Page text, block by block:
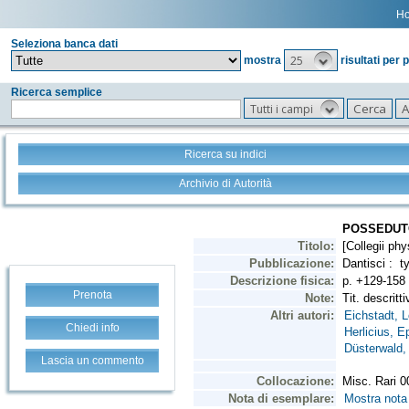
Seleziona banca dati
mostra
25 risultati per
Ricerca semplice
Tutti i campi
Ricerca su indici
Archivio di Autorità
Prenota
Chiedi info
Lascia un commento